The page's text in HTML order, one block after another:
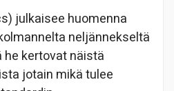
julkaisee huomenna
neljännekseltä
he kertovat näistä
jotain mikä tulee